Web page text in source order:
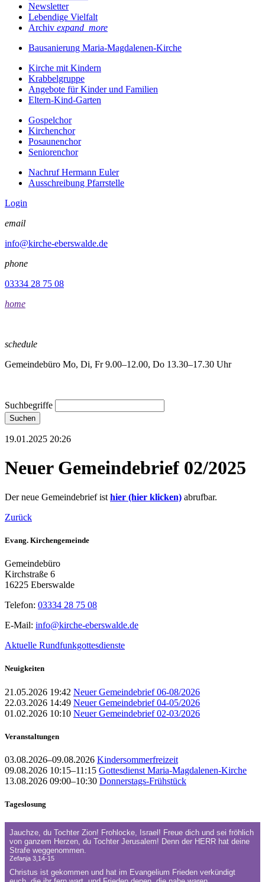
Newsletter
Lebendige Vielfalt
Archiv expand_more
Bausanierung Maria-Magdalenen-Kirche
Kirche mit Kindern
Krabbelgruppe
Angebote für Kinder und Familien
Eltern-Kind-Garten
Gospelchor
Kirchenchor
Posaunenchor
Seniorenchor
Nachruf Hermann Euler
Ausschreibung Pfarrstelle
Login
email
info@kirche-eberswalde.de
phone
03334 28 75 08
home
schedule
Gemeindebüro Mo, Di, Fr 9.00–12.00, Do 13.30–17.30 Uhr
Suchbegriffe
Suchen
19.01.2025 20:26
Neuer Gemeindebrief 02/2025
Der neue Gemeindebrief ist hier (hier klicken) abrufbar.
Zurück
Evang. Kirchengemeinde
Gemeindebüro
Kirchstraße 6
16225 Eberswalde
Telefon: 03334 28 75 08
E-Mail: info@kirche-eberswalde.de
Aktuelle Rundfunkgottesdienste
Neuigkeiten
21.05.2026 19:42 Neuer Gemeindebrief 06-08/2026
22.03.2026 14:49 Neuer Gemeindebrief 04-05/2026
01.02.2026 10:10 Neuer Gemeindebrief 02-03/2026
Veranstaltungen
03.08.2026–09.08.2026 Kindersommerfreizeit
09.08.2026 10:15–11:15 Gottesdienst Maria-Magdalenen-Kirche
13.08.2026 09:00–10:30 Donnerstags-Frühstück
Tageslosung